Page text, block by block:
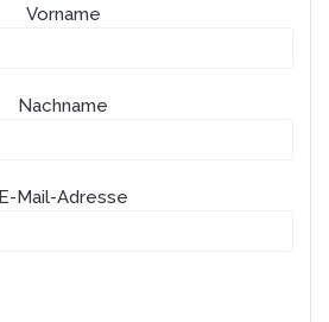
Vorname
Nachname
E-Mail-Adresse